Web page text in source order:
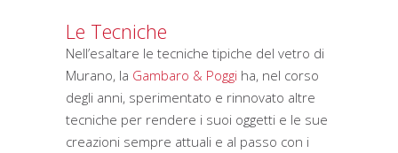
Le Tecniche
Nell’esaltare le tecniche tipiche del vetro di
Murano, la Gambaro & Poggi ha, nel corso
degli anni, sperimentato e rinnovato altre
tecniche per rendere i suoi oggetti e le sue
creazioni sempre attuali e al passo con i